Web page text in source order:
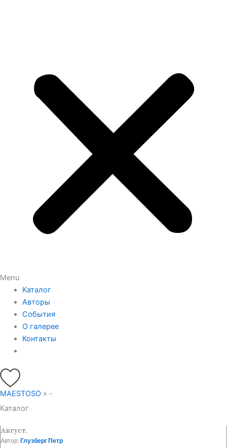
Menu
Каталог
Авторы
События
О галерее
Контакты
MAESTOSO » -
Каталог
Август.
Автор: Глузберг Петр